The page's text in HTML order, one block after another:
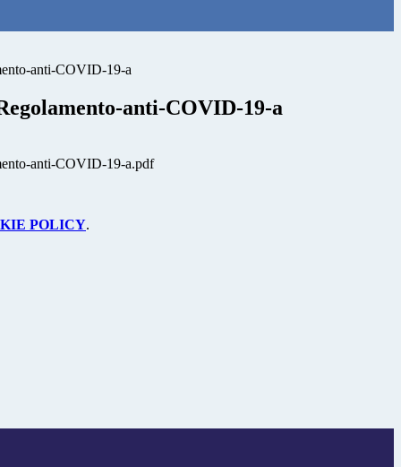
anti-COVID-19-a
anti-COVID-19-a
anti-COVID-19-a.pdf
POLICY.